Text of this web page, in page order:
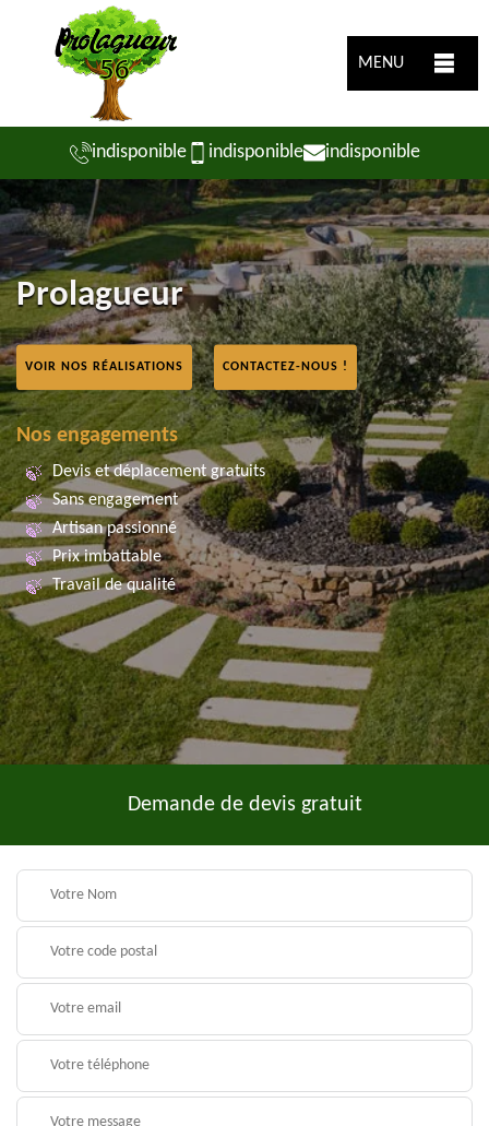
MENU
indisponible indisponible indisponible
Prolagueur
VOIR NOS RÉALISATIONS CONTACTEZ-NOUS !
Nos engagements
Devis et déplacement gratuits
Sans engagement
Artisan passionné
Prix imbattable
Travail de qualité
Demande de devis gratuit